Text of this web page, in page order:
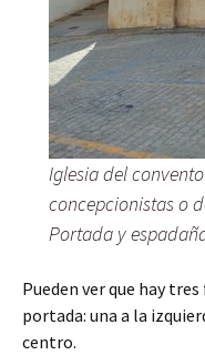
Iglesia del
concepcionistas o
Portada y
Pueden ver que hay
portada: una a la
centro.